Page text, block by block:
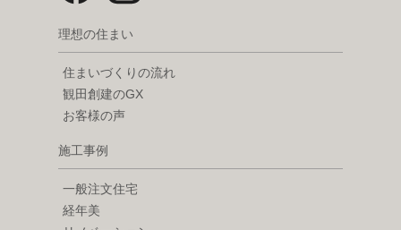
理想の住まい
住まいづくりの流れ
観田創建のGX
お客様の声
施工事例
一般注文住宅
経年美